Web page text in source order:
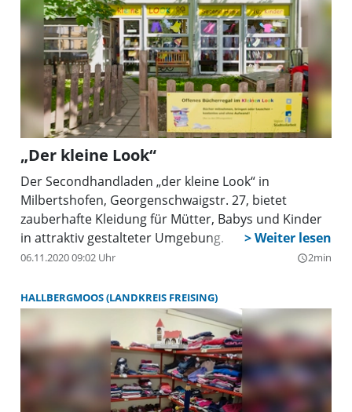
„Der kleine Look“
Der Secondhandladen „der kleine Look“ in
Milbertshofen, Georgenschwaigstr. 27, bietet
zauberhafte Kleidung für Mütter, Babys und Kinder
in attraktiv gestalteter Umgebung.
06.11.2020 09:02 Uhr query_builder2min
HALLBERGMOOS (LANDKREIS FREISING)